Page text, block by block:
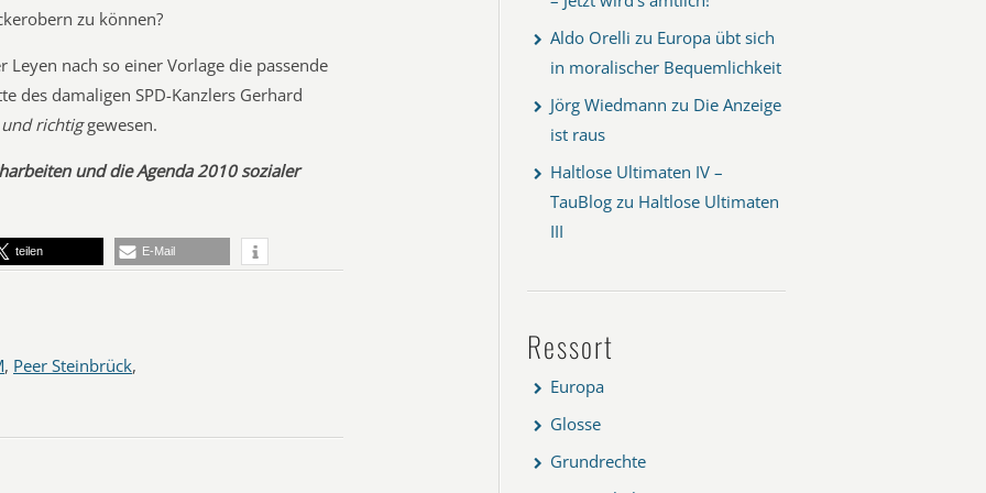
zu können?
Leyen nach so einer Vorlage die passende
des damaligen SPD-Kanzlers Gerhard
richtiggewesen.
und die Agenda 2010 sozialer
teilen E-Mail
, Peer Steinbrück,
Aldo Orelli zu Europa übt sich
in moralischer Bequemlichkeit
Jörg Wiedmann zu Die Anzeige
ist raus
Haltlose Ultimaten IV –
TauBlog zu Haltlose Ultimaten
III
Ressort
Europa
Glosse
Grundrechte